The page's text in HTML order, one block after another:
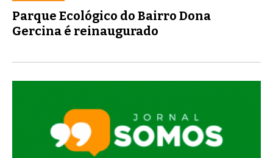
Parque Ecológico do Bairro Dona
Gercina é reinaugurado